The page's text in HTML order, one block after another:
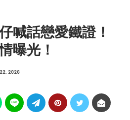
喊話戀愛鐵證！
曝光！
22, 2026